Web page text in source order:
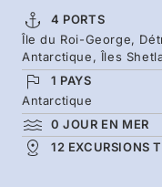
de sommets
d’une faune
explorer
manchots se
albatros planant
icebergs
4 PORTS
Île du Roi-George,
Antarctique, Îles
1 PAYS
Antarctique
0 JOUR EN MER
12 EXCURSIONS